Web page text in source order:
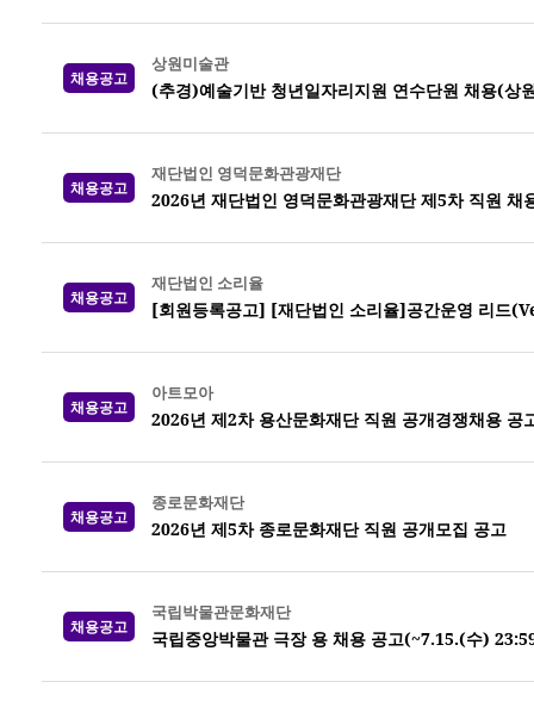
채용공고
상원미술관
(추경)예술기반 청년일자리지원 연수단원 채용(상
채용공고
재단법인 영덕문화관광재단
2026년 재단법인 영덕문화관광재단 제5차 직원 채
채용공고
재단법인 소리율
[회원등록공고] [재단법인 소리율]공간운영 리드
채용공고
아트모아
2026년 제2차 용산문화재단 직원 공개경쟁채용 공
채용공고
종로문화재단
2026년 제5차 종로문화재단 직원 공개모집 공고
채용공고
국립박물관문화재단
국립중앙박물관 극장 용 채용 공고(~7.15.(수)